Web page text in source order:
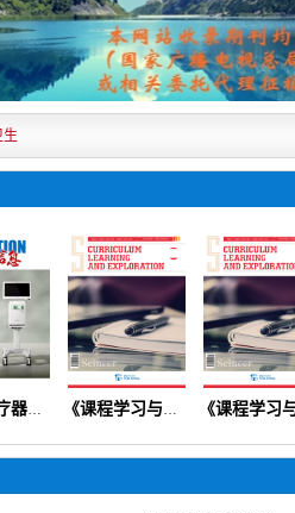
生
《中国医疗器械信息》 《课程学习与探索》（教育研究教学教研课程改革）【英文版】 《课程学习与探索》（英文版）